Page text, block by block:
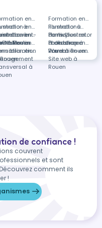
en
à
Laurent-
Mure
Formation en
Illustrator à
Pontivy
en
à
Martin
Formations
dans Illustrator
à distance
en
à Rouen
Formation en
Photoshop à
Rouen
en
Formation en
Word à Rouen
en
à
Formation en
Site web à
Rouen
de confiance !
couvrent
et sont
comment ils
!